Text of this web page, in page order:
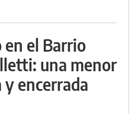
el Barrio
una menor
encerrada